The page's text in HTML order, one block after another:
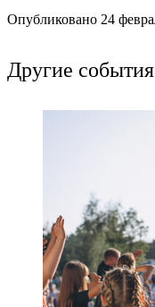
Опубликовано 24
Другие события